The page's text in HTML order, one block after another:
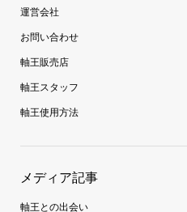
運営会社
お問い合わせ
軸王販売店
軸王スタッフ
軸王使用方法
メディア記事
軸王との出会い